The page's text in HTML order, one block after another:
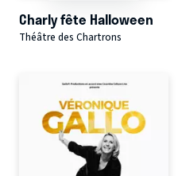
Charly fête Halloween
Théâtre des Chartrons